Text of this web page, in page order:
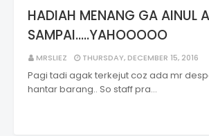
HADIAH MENANG GA AINUL
SAMPAI.....YAHOOOOO
MRSLIEZ THURSDAY, DECEMBER 15, 2016
Pagi tadi agak terkejut coz ada mr
hantar barang.. So staff pra…